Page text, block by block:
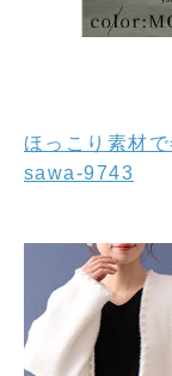
ほっこり素材
sawa-9743